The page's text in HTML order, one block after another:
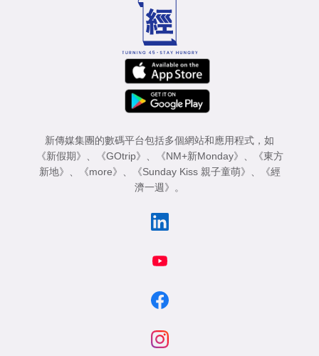
新傳媒集團的數碼平台包括多個網站和應用程式，如
《新假期》
《GOtrip》 《NM+新Monday》
《東方
新地》
《more》 《Sunday Kiss 親子童萌》
《經
濟一週》
。